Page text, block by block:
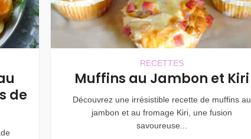
de
RECETTES
Muffins au Jambon et Kiri
Découvrez une irrésistible recette de muffins au
jambon et au fromage Kiri, une fusion
savoureuse...